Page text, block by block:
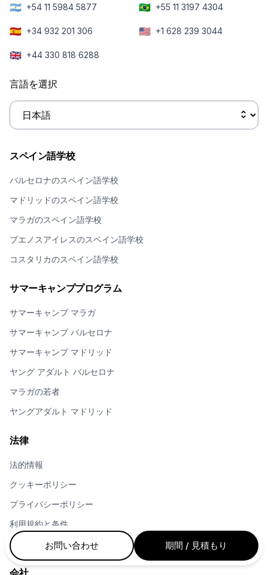
🇦🇷 +54 11 5984 5877 🇧🇷 +55 11 3197 4304
🇪🇸 +34 932 201 306 🇺🇸 +1 628 239 3044
🇬🇧 +44 330 818 6288
言語を選択
スペイン語学校
バルセロナのスペイン語学校
マドリッドのスペイン語学校
マラガのスペイン語学校
ブエノスアイレスのスペイン語学校
コスタリカのスペイン語学校
サマーキャンププログラム
サマーキャンプ マラガ
サマーキャンプ バルセロナ
サマーキャンプ マドリッド
ヤング アダルト バルセロナ
マラガの若者
ヤングアダルト マドリッド
法律
法的情報
クッキーポリシー
プライバシーポリシー
利用規約と条件
ジュニアプログラムの利用規約
会社
お問い合わせ 期間 / 見積もり